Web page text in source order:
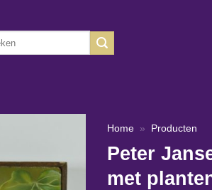
Home » Producten
Peter
met